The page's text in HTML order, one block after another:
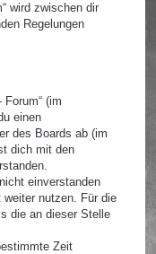
wird zwischen dir
Regelungen
(im
einen
des Boards ab (im
dich mit den
einverstanden
nutzen. Für die
die an dieser Stelle
Zeit